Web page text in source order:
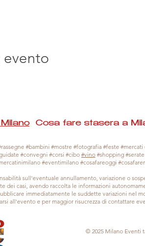
Cosa fare stasera a
#bambini #mostre #fotografia #feste
#convegni #corsi #cibo#vino #shopping
#eventimilano #cosafareoggi
sull'eventuale annullamento, variazione o
dei casi, avendo raccolta le informazioni
immediatamente le suddette variazioni nel
all'evento e per maggior risucrezza di contattare
© 2025 Milano Eventi